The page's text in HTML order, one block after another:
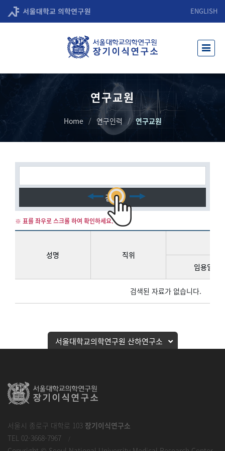
ENGLISH
연구교원
Home 연구인력 연구교원
검색
성명
직위
임용일
검색된 자료가 없습니다.
서울대학교의학연구원 산하연구소
서울시 종로구 대학로 103 장기이식연구소
TEL 02-3668-7967
/